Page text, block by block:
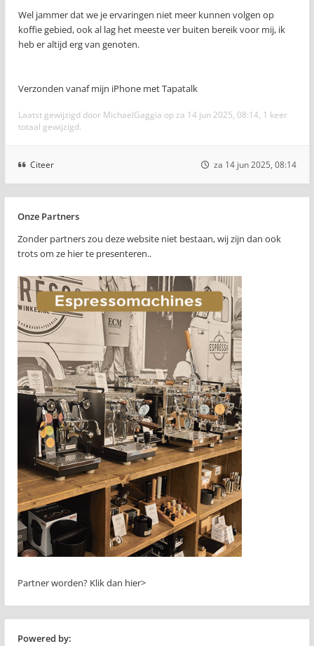
Wel jammer dat we je ervaringen niet meer kunnen volgen op
koffie gebied, ook al lag het meeste ver buiten bereik voor mij, ik
heb er altijd erg van genoten.
Verzonden vanaf mijn iPhone met Tapatalk
Laatst gewijzigd door MichaelGaggia op za 14 jun 2025, 08:14, 1 keer
totaal gewijzigd.
Citeer za 14 jun 2025, 08:14
Onze Partners
Zonder partners zou deze website niet bestaan, wij zijn dan ook
trots om ze hier te presenteren..
Partner worden? Klik dan hier>
Powered by: